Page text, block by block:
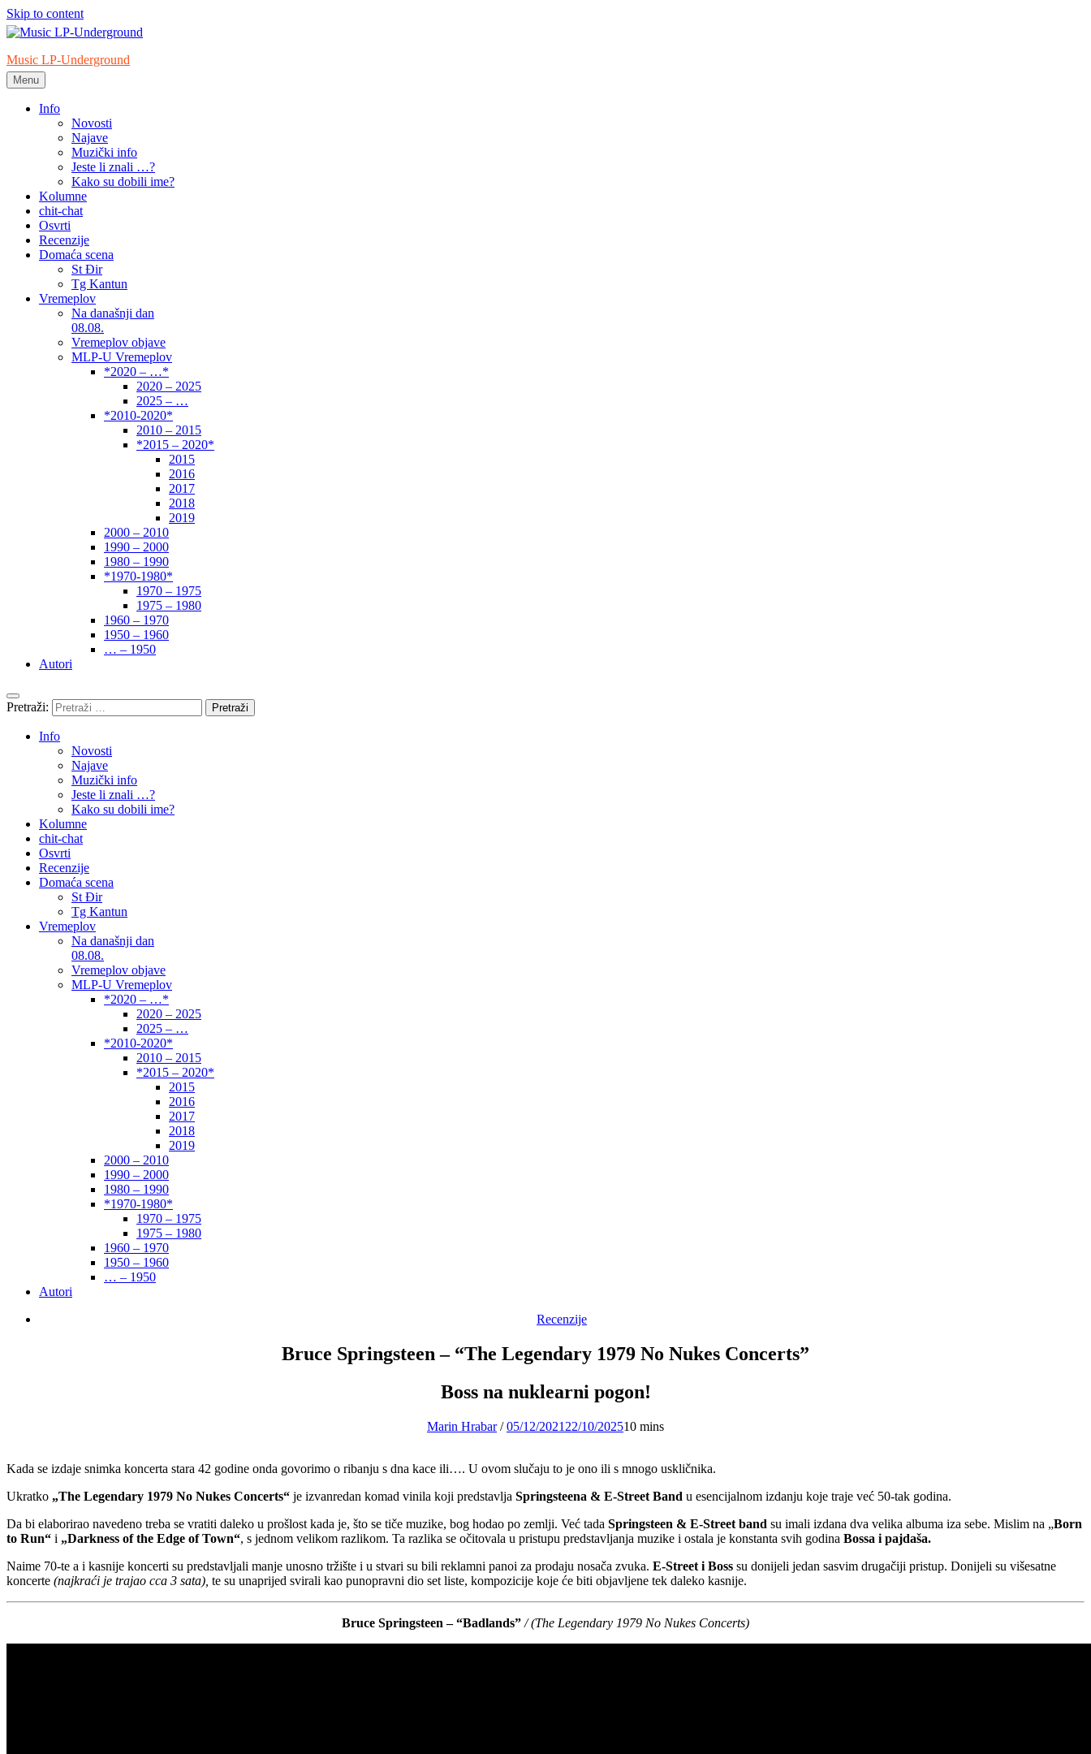
Skip to content
Music LP-Underground
samo muzika i …..
Menu
Info
Novosti
Najave
Muzički info
Jeste li znali …?
Kako su dobili ime?
Kolumne
chit-chat
Osvrti
Recenzije
Domaća scena
St Đir
Tg Kantun
Vremeplov
Na današnji dan
08.08.
Vremeplov objave
MLP-U Vremeplov
*2020 – …*
2020 – 2025
2025 – …
*2010-2020*
2010 – 2015
*2015 – 2020*
2015
2016
2017
2018
2019
2000 – 2010
1990 – 2000
1980 – 1990
*1970-1980*
1970 – 1975
1975 – 1980
1960 – 1970
1950 – 1960
… – 1950
Autori
Pretraži:
Info
Novosti
Najave
Muzički info
Jeste li znali …?
Kako su dobili ime?
Kolumne
chit-chat
Osvrti
Recenzije
Domaća scena
St Đir
Tg Kantun
Vremeplov
Na današnji dan
08.08.
Vremeplov objave
MLP-U Vremeplov
*2020 – …*
2020 – 2025
2025 – …
*2010-2020*
2010 – 2015
*2015 – 2020*
2015
2016
2017
2018
2019
2000 – 2010
1990 – 2000
1980 – 1990
*1970-1980*
1970 – 1975
1975 – 1980
1960 – 1970
1950 – 1960
… – 1950
Autori
Recenzije
Bruce Springsteen – “The Legendary 1979 No Nukes Concerts”
Boss na nuklearni pogon!
Marin Hrabar/05/12/2021 22/10/202510 mins
Kada se izdaje snimka koncerta stara 42 godine onda govorimo o ribanju s dna kace ili…. U ovom slučaju to je ono ili s mnogo uskličnika.
Ukratko „The Legendary 1979 No Nukes Concerts“ je izvanredan komad vinila koji predstavlja Springsteena & E-Street Band u esencijalnom izdanju koje traje već 50-tak godina.
Da bi elaborirao navedeno treba se vratiti daleko u prošlost kada je, što se tiče muzike, bog hodao po zemlji. Već tada Springsteen & E-Street band su imali izdana dva velika albuma iza sebe. Mislim na „Born
to Run“ i „Darkness of the Edge of Town“, s jednom velikom razlikom. Ta razlika se očitovala u pristupu predstavljanja muzike i ostala je konstanta svih godina Bossa i pajdaša.
Naime 70-te a i kasnije koncerti su predstavljali manje unosno tržište i u stvari su bili reklamni panoi za prodaju nosača zvuka. E-Street i Boss su donijeli jedan sasvim drugačiji pristup. Donijeli su višesatne
koncerte (najkraći je trajao cca 3 sata), te su unaprijed svirali kao punopravni dio set liste, kompozicije koje će biti objavljene tek daleko kasnije.
Bruce Springsteen – “Badlands” / (The Legendary 1979 No Nukes Concerts)